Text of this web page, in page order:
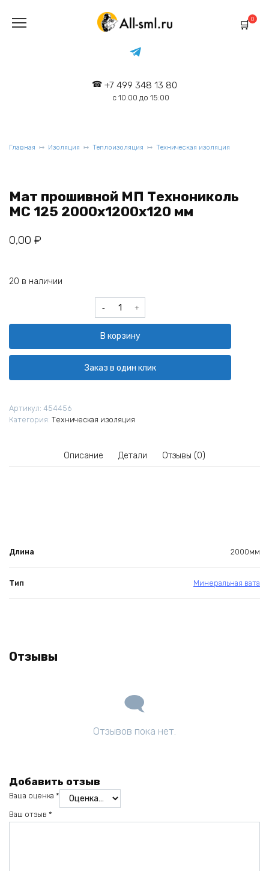
содержанию
+7 499 348 13 80
с 10:00 до 15:00
0
Главная Изоляция Теплоизоляция Техническая изоляция
Мат прошивной МП Технониколь
МС 125 2000х1200х120 мм
0,00 ₽
20 в наличии
Количество
товара
прошивной
МП
Технониколь
МС
мм
В корзину
Заказ в один клик
Артикул: 454456
Категория: Техническая изоляция
Описание Детали Отзывы (0)
Длина 2000мм
Тип Минеральная вата
Отзывы
Отзывов пока нет.
Добавить отзыв
Ваша оценка *
Ваш отзыв *